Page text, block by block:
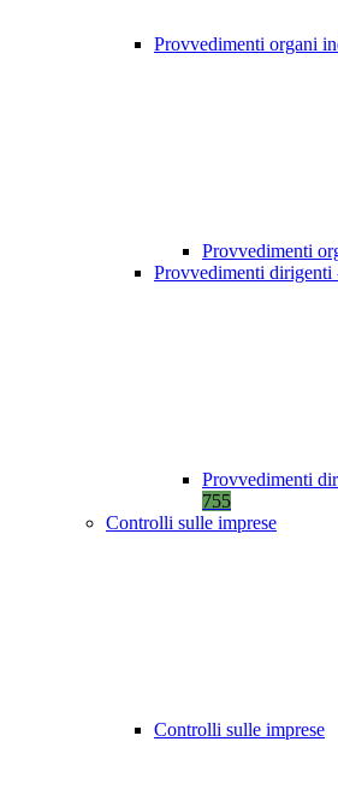
Provvedimenti organi
Provvedimenti
Provvedimenti dirigenti
Provvedimenti
755
Controlli sulle imprese
Controlli sulle imprese